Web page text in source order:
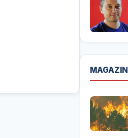
MAGAZIN